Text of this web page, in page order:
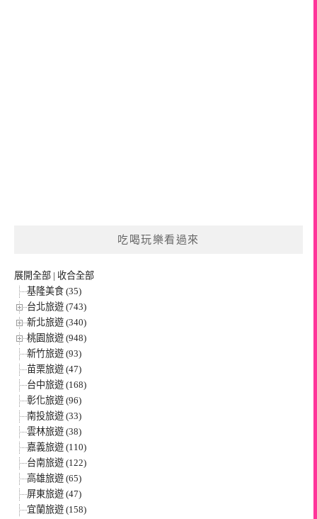
吃喝玩樂看過來
展開全部 | 收合全部
基隆美食 (35)
台北旅遊 (743)
新北旅遊 (340)
桃園旅遊 (948)
新竹旅遊 (93)
苗栗旅遊 (47)
台中旅遊 (168)
彰化旅遊 (96)
南投旅遊 (33)
雲林旅遊 (38)
嘉義旅遊 (110)
台南旅遊 (122)
高雄旅遊 (65)
屏東旅遊 (47)
宜蘭旅遊 (158)